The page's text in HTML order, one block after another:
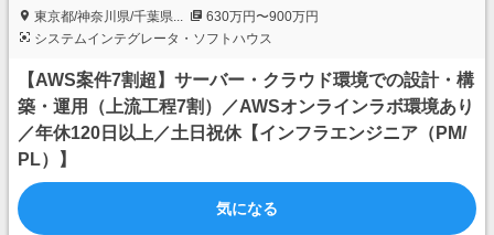
東京都/神奈川県/千葉県...
630万円〜900万円
システムインテグレータ・ソフトハウス
【AWS案件7割超】サーバー・クラウド環境での設計・構
築・運用（上流工程7割）／AWSオンラインラボ環境あり
／年休120日以上／土日祝休【インフラエンジニア（PM/
PL）】
気になる